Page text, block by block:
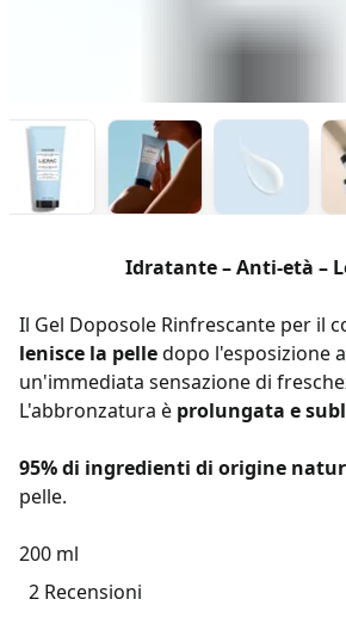
Idratante – Anti-età –
Il Gel Doposole Rinfrescante per il
lenisce la pelledopo l'esposizione
un'immediata sensazione di
L'abbronzatura è prolungata e
95% di ingredienti di origine
pelle.
200 ml
2 Recensioni